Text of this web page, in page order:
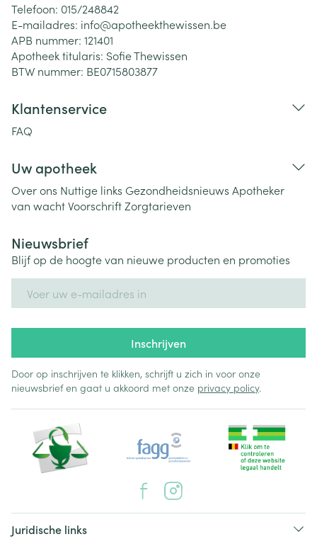
Telefoon: 015/248842
E-mailadres: info@apotheekthewissen.be
APB nummer: 121401
Apotheek titularis: Sofie Thewissen
BTW nummer: BE0715803877
Klantenservice
FAQ
Uw apotheek
Over ons Nuttige links Gezondheidsnieuws Apotheker
van wachtVoorschriftZorgtarieven
Nieuwsbrief
Blijf op de hoogte van nieuwe producten en promoties
Inschrijven
Door op inschrijven te klikken, schrijft u zich in voor onze
nieuwsbrief en gaat u akkoord met onze privacy policy.
Juridische links